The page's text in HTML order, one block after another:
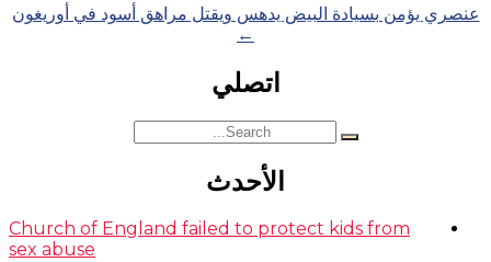
Posts
عنصري يؤمن بسيادة البيض يدهس ويقتل مراهق أسود في أوريغون
←
اتصلي
Search
for:
الأحدث
Church of England failed to protect kids from
sex abuse